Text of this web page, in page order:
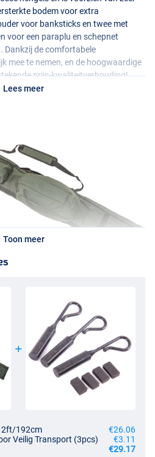
bodem voor extra
voor banksticks en twee met
voor een paraplu en schepnet
Dankzij de comfortabele
mee te nemen, en de hoogwaardige
prijs-kwaliteitverhouding!
Lees meer
Toon meer
192cm
€26.06
Veilig Transport (3pcs)
€3.11
€29.17